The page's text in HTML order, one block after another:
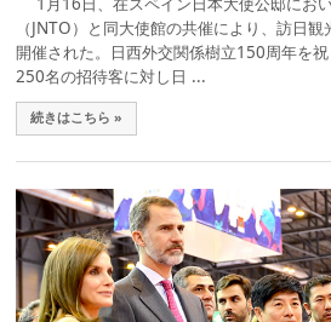
（JNTO）と同大使館の共催により、訪日
開催された。日西外交関係樹立150周年を
250名の招待客に対し日 ...
続きはこちら »